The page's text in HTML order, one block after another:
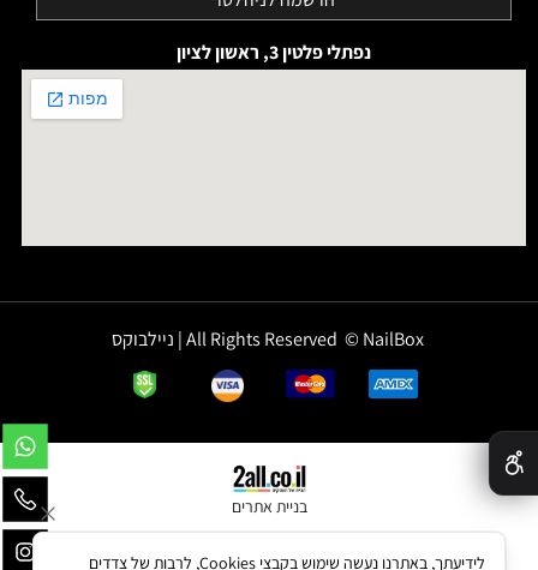
נפתלי פלטין 3, ראשון לציון
All Rights Reserved © NailBox | ניילבוקס
בניית אתרים
לידיעתך, באתרנו נעשה שימוש בקבצי Cookies, לרבות של צדדים